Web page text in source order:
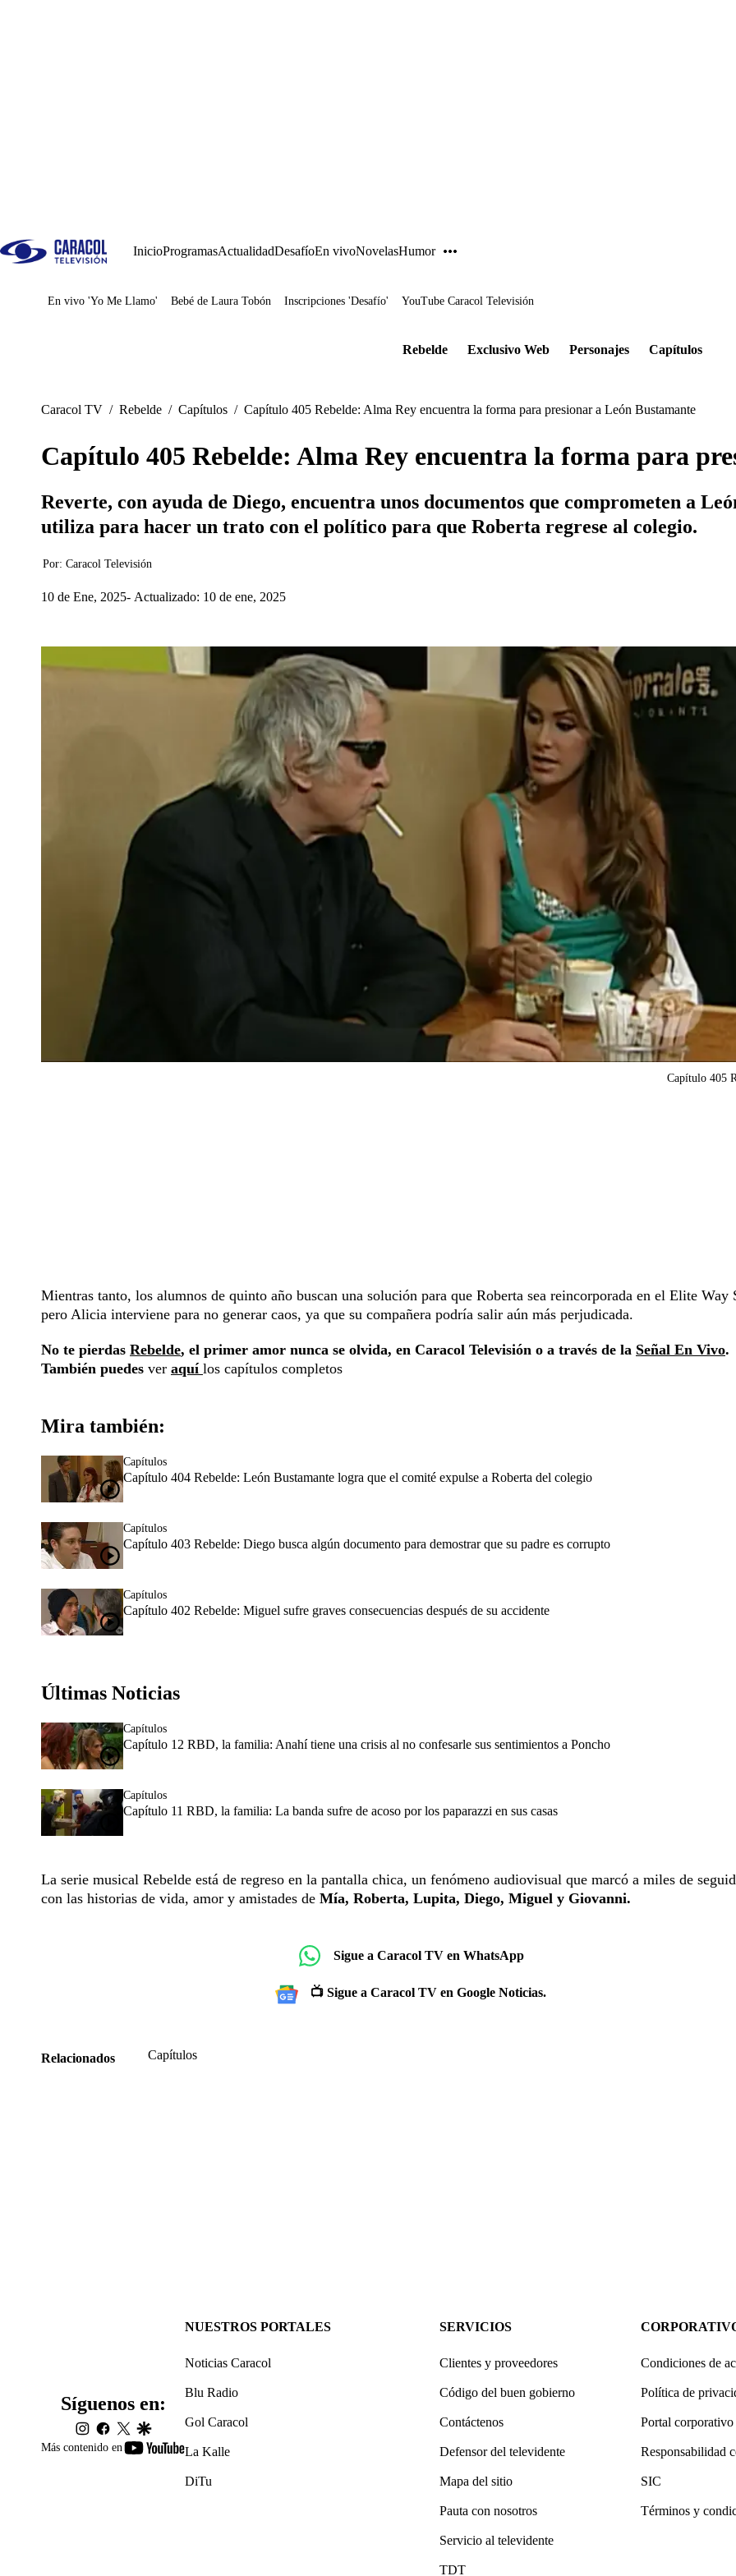
InicioProgramasActualidadDesafíoEn vivoNovelasHumor
Juegos
En vivo 'Yo Me Llamo' Bebé de Laura Tobón Inscripciones 'Desafío' YouTube Caracol Televisión
Rebelde Exclusivo Web Personajes Capítulos
Caracol TV / Rebelde / Capítulos / Capítulo 405 Rebelde: Alma Rey encuentra la forma para presionar a León Bustamante
Capítulo 405 Rebelde: Alma Rey encuentra la forma para
Reverte, con ayuda de Diego, encuentra unos documentos que comprometen a
utiliza para hacer un trato con el político para que Roberta regrese al colegio.
Por: Caracol Televisión
10 de Ene, 2025 Actualizado: 10 de ene, 2025
Capítulo 405
Mientras tanto, los alumnos de quinto año buscan una solución para que Roberta sea reincorporada en el Elite Way
pero Alicia interviene para no generar caos, ya que su compañera podría salir aún más perjudicada.
No te pierdas Rebelde, el primer amor nunca se olvida, en Caracol Televisión o a través de la Señal En Vivo.
También puedes ver aquí los capítulos completos
Mira también:
Capítulos
Capítulo 404 Rebelde: León Bustamante logra que el comité expulse a Roberta del colegio
Capítulos
Capítulo 403 Rebelde: Diego busca algún documento para demostrar que su padre es corrupto
Capítulos
Capítulo 402 Rebelde: Miguel sufre graves consecuencias después de su accidente
Últimas Noticias
Capítulos
Capítulo 12 RBD, la familia: Anahí tiene una crisis al no confesarle sus sentimientos a Poncho
Capítulos
Capítulo 11 RBD, la familia: La banda sufre de acoso por los paparazzi en sus casas
La serie musical Rebelde está de regreso en la pantalla chica, un fenómeno audiovisual que marcó a miles de
con las historias de vida, amor y amistades de Mía, Roberta, Lupita, Diego, Miguel y Giovanni.
Sigue a Caracol TV en WhatsApp
📺 Sigue a Caracol TV en Google Noticias.
Relacionados Capítulos
Más contenido en
youtube-
Síguenos en:
instagram
facebook
twittergoogle
NUESTROS PORTALES
Noticias Caracol
Blu Radio
Gol Caracol
La Kalle
DiTu
SERVICIOS
Clientes y proveedores
Código del buen gobierno
Contáctenos
Defensor del televidente
Mapa del sitio
Pauta con nosotros
Servicio al televidente
TDT
Condiciones de
Política de
Portal corporativo
Responsabilidad
SIC
Términos y